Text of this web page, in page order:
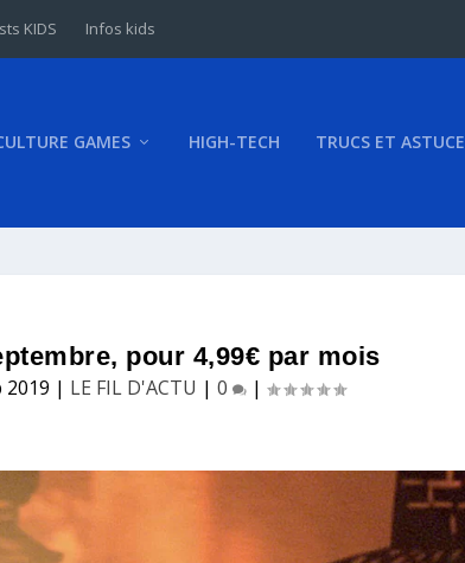
KIDS Infos kids
GAMES HIGH-TECH TRUCS ET
pour 4,99€ par mois
2019 | LE FIL D'ACTU | 0 |